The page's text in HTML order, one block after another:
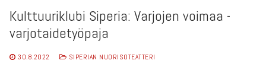
Kulttuuriklubi Siperia: Varjojen voimaa -
varjotaidetyöpaja
30.8.2022 SIPERIAN NUORISOTEATTERI